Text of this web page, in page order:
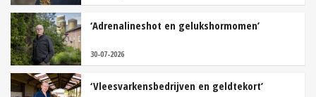
‘Adrenalineshot en gelukshormomen’
30-07-2026
‘Vleesvarkensbedrijven en geldtekort’